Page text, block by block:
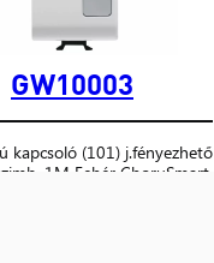
GW10003
kapcsoló (101) j.fényezhető
1M Fehér ChoruSmart